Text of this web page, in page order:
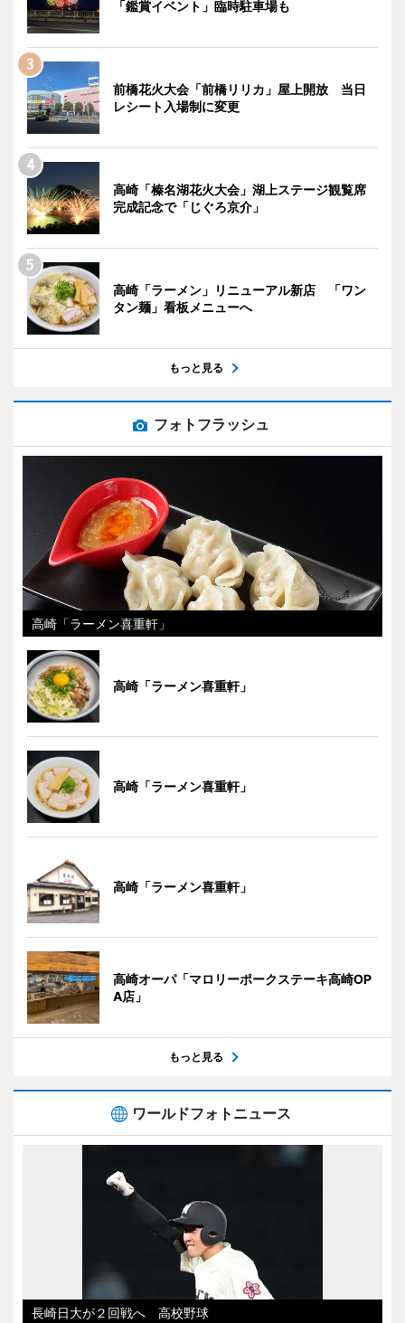
「鑑賞イベント」臨時駐車場も
前橋花火大会「前橋リリカ」屋上開放 当日
レシート入場制に変更
高崎「榛名湖花火大会」湖上ステージ観覧席
完成記念で「じぐろ京介」
高崎「ラーメン」リニューアル新店 「ワン
タン麺」看板メニューへ
もっと見る
フォトフラッシュ
高崎「ラーメン喜重軒」
高崎「ラーメン喜重軒」
高崎「ラーメン喜重軒」
高崎「ラーメン喜重軒」
高崎オーパ「マロリーポークステーキ高崎OP
A店」
もっと見る
ワールドフォトニュース
長崎日大が２回戦へ 高校野球